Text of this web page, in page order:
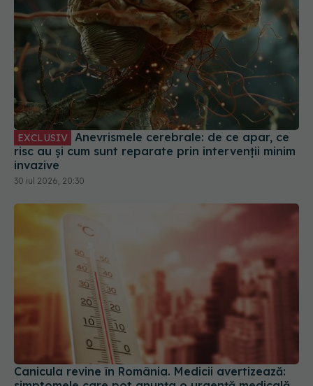
EXCLUSIV
risc au și cum sunt reparate prin intervenții minim
invazive
30 iul 2026, 20:30
Canicula revine în România. Medicii avertizează:
simptomele care pot anunța o urgență medicală
și măsurile care te protejează
30 iul 2026, 13:03